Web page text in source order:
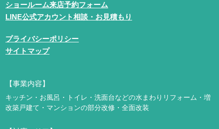
ショールーム来店予約フォーム
LINE公式アカウント相談・お見積もり
プライバシーポリシー
サイトマップ
【事業内容】
キッチン・お風呂・トイレ・洗面台などの水まわりリフォーム・増
改築戸建て・マンションの部分改修・全面改装